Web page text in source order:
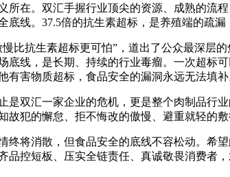
所在。双汇手握行业顶尖的资源、成熟的流
底线。37.5倍的抗生素超标，是养殖端的疏漏
比抗生素超标更可怕”，道出了公众最深层
底线，是长期、持续的行业毒瘤。一次超标
有害物质超标，食品安全的漏洞永远无法填补
是双汇一家企业的危机，更是整个肉制品行
故犯的懈怠、拒不悔改的傲慢、避重就轻的
终将消散，但食品安全的底线不容松动。希
品控短板、压实全链责任、真诚敬畏消费者